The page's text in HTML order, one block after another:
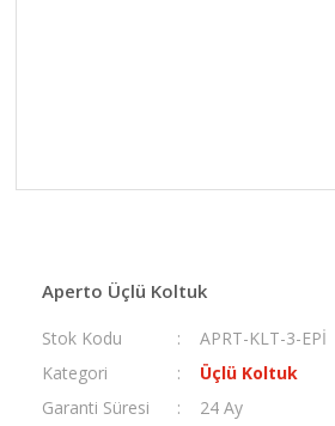
Aperto Üçlü Koltuk
Stok Kodu
APRT-KLT-3-EPİ
Kategori
Üçlü Koltuk
Garanti Süresi
24 Ay